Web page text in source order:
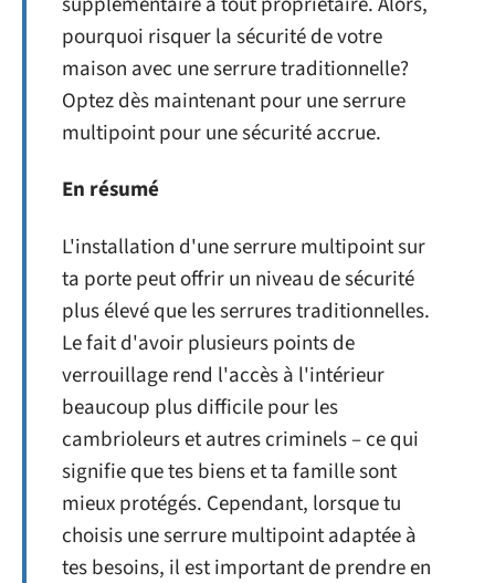
pourquoi risquer la sécurité de votre
maison avec une serrure traditionnelle?
Optez dès maintenant pour une serrure
multipoint pour une sécurité accrue.
En résumé
L'installation d'une serrure multipoint sur
ta porte peut offrir un niveau de sécurité
plus élevé que les serrures traditionnelles.
Le fait d'avoir plusieurs points de
verrouillage rend l'accès à l'intérieur
beaucoup plus difficile pour les
cambrioleurs et autres criminels – ce qui
signifie que tes biens et ta famille sont
mieux protégés. Cependant, lorsque tu
choisis une serrure multipoint adaptée à
tes besoins, il est important de prendre en